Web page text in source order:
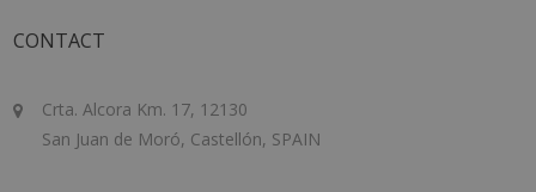
CONTACT
Crta. Alcora Km. 17, 12130
San Juan de Moró, Castellón, SPAIN